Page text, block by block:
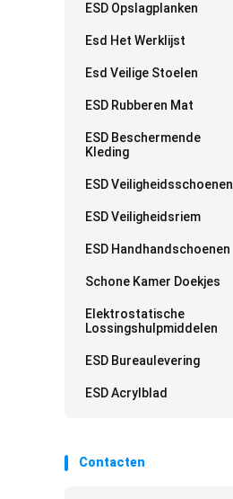
ESD Opslagplanken
Esd Het Werklijst
Esd Veilige Stoelen
ESD Rubberen Mat
ESD Beschermende
Kleding
ESD Veiligheidsschoenen
ESD Veiligheidsriem
ESD Handhandschoenen
Schone Kamer Doekjes
Elektrostatische
Lossingshulpmiddelen
ESD Bureaulevering
ESD Acrylblad
Contacten